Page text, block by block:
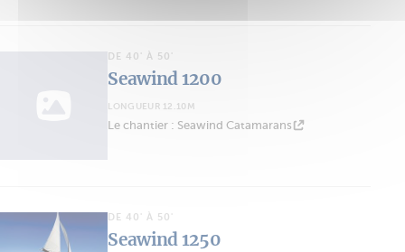
DE 40' À 50'
Seawind 1200
LONGUEUR 12.10M
Le chantier : Seawind Catamarans
DE 40' À 50'
Seawind 1250